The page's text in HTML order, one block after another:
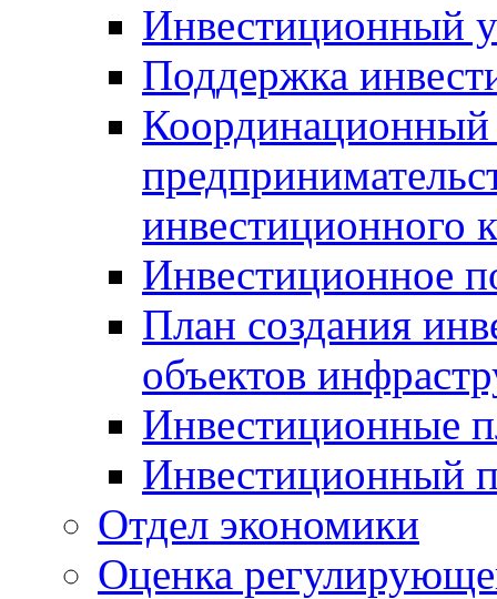
Инвестиционный
Поддержка
Координационный
инвестиционного
Инвестиционное
План создания
объектов
Инвестиционные
Инвестиционный
Отдел экономики
Оценка